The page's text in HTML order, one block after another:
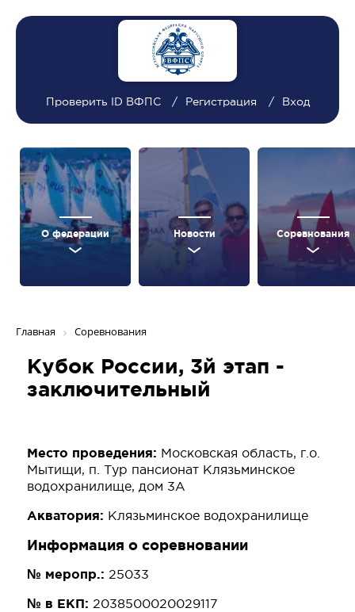
Проверить ID ВФПС Регистрация Вход
О федерации Новости Соревнования
Главная Соревнования
Кубок России, 3й этап -
заключительный
Место проведения: Московская область, г.о.
Мытищи, п. Тур пансионат Клязьминское
водохранилище, дом 3А
Акватория: Клязьминское водохранилище
Информация о соревновании
№ меропр.: 25033
№ в ЕКП: 2038500020029117